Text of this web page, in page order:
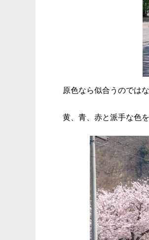
原色なら似合うのでは
黄、青、赤と派手な色